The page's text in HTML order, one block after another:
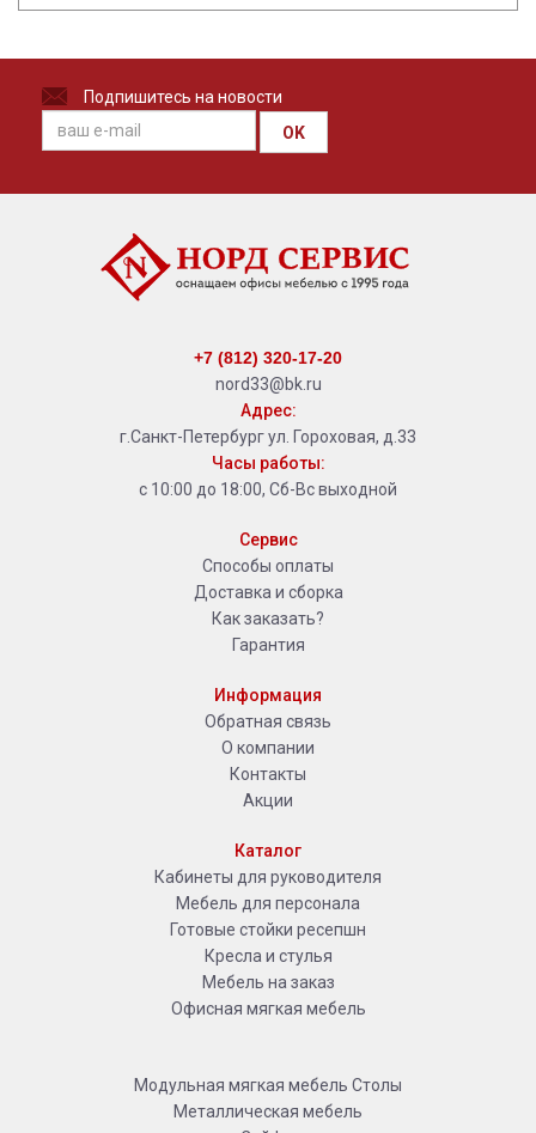
Подпишитесь на новости
OK
+7 (812) 320-17-20
nord33@bk.ru
Адрес:
г.Санкт-Петербург ул. Гороховая, д.33
Часы работы:
с 10:00 до 18:00, Сб-Вс выходной
Сервис
Способы оплаты
Доставка и сборка
Как заказать?
Гарантия
Информация
Обратная связь
О компании
Контакты
Акции
Каталог
Кабинеты для руководителя
Мебель для персонала
Готовые стойки ресепшн
Кресла и стулья
Мебель на заказ
Офисная мягкая мебель
Модульная мягкая мебель Столы
Металлическая мебель